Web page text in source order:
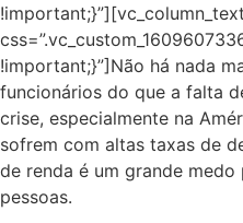
!important;}”][vc_column_text
!important;}”]Não há nada
funcionários do que a falta
crise, especialmente na
sofrem com altas taxas de
de renda é um grande
pessoas.